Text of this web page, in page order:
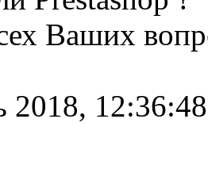
Ваших
2018, 12:36:48